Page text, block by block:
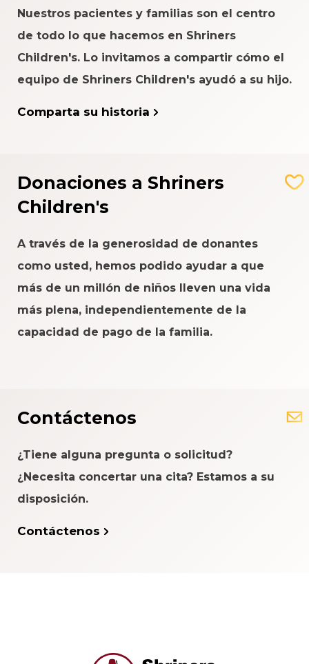
Nuestros pacientes y familias son el centro
de todo lo que hacemos en Shriners
Children's. Lo invitamos a compartir cómo el
equipo de Shriners Children's ayudó a su hijo.
Comparta su historia
Donaciones a Shriners
Children's
A través de la generosidad de donantes
como usted, hemos podido ayudar a que
más de un millón de niños lleven una vida
más plena, independientemente de la
capacidad de pago de la familia.
Contáctenos
¿Tiene alguna pregunta o solicitud?
¿Necesita concertar una cita? Estamos a su
disposición.
Contáctenos